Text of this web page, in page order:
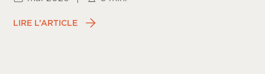
LIRE L’ARTICLE